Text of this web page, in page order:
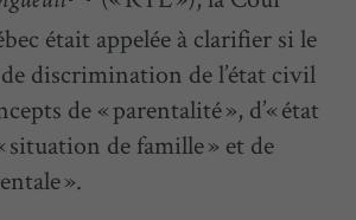
était appelée à clarifier si le
discrimination de l’état civil
de « parentalité », d’« état
situation de famille » et de
».